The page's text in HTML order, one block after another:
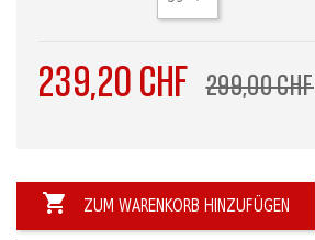
 ZUM WARENKORB HINZUFÜGEN
239,20 CHF 299,00 CHF